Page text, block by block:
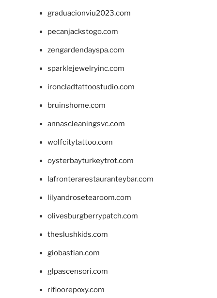
graduacionviu2023.com
pecanjackstogo.com
zengardendayspa.com
sparklejewelryinc.com
ironcladtattoostudio.com
bruinshome.com
annascleaningsvc.com
wolfcitytattoo.com
oysterbayturkeytrot.com
lafronterarestauranteybar.com
lilyandrosetearoom.com
olivesburgberrypatch.com
theslushkids.com
giobastian.com
glpascensori.com
rifloorepoxy.com